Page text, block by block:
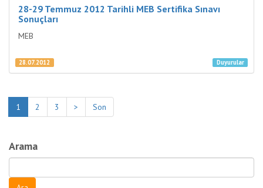
28-29 Temmuz 2012 Tarihli MEB Sertifika Sınavı
Sonuçları
MEB
28.07.2012 Duyurular
1 2 3 > Son
Arama